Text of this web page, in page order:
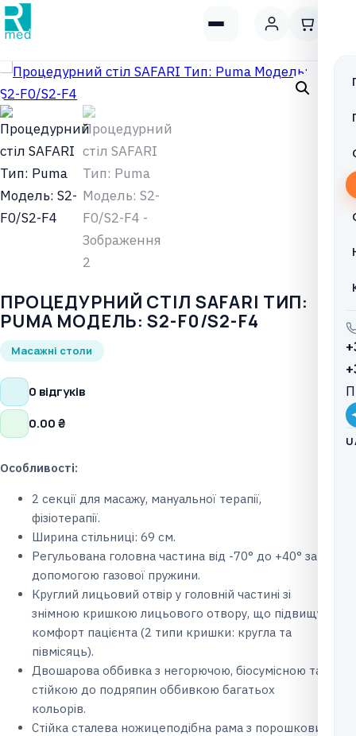
ПРОЦЕДУРНИЙ СТІЛ SAFARI ТИП:
PUMA МОДЕЛЬ: S2-F0/S2-F4
Масажні столи
0 відгуків
0.00₴
Особливості:
2 секції для масажу, мануальної терапії,
фізіотерапії.
Ширина стільниці: 69 см.
Регульована головна частина від -70° до +40° за
допомогою газової пружини.
Круглий лицьовий отвір у головній частині зі
знімною кришкою лицьового отвору, що підвищує
комфорт пацієнта (2 типи кришки: кругла та
півмісяць).
Двошарова оббивка з негорючою, біосумісною та
стійкою до подряпин оббивкою багатьох
кольорів.
Стійка сталева ножицеподібна рама з порошковим